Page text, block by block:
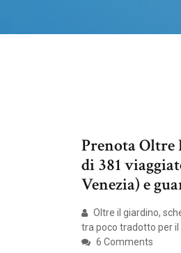
Prenota Oltre
di 381
Venezia) e
Oltre il giardino,
tra poco tradotto per il
6 Comments